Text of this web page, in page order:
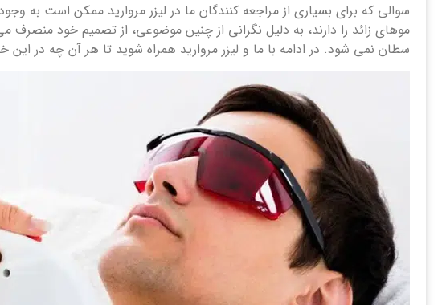
سوالی که برای بسیاری از مراجعه کنندگان ما در لیزر مروارید ممکن است به
موهای زائد را دارند، به دلیل نگرانی از چنین موضوعی، از تصمیم خود
سطان نمی شود. در ادامه با ما و لیزر مروارید همراه شوید تا هر آن چه در